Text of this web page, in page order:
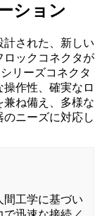
ション
された、新しい
ロックコネクタが
リーズコネクタ
作性、確実なロ
兼ね備え、多様な
ニーズに対応し
間工学に基づい